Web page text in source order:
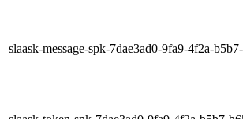
slaask-message-spk-7dae3ad0-9fa9-4f2a-